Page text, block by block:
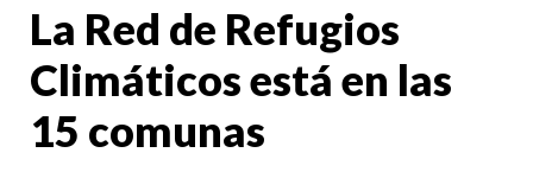
La Red de Refugios
Climáticos está en las
15 comunas